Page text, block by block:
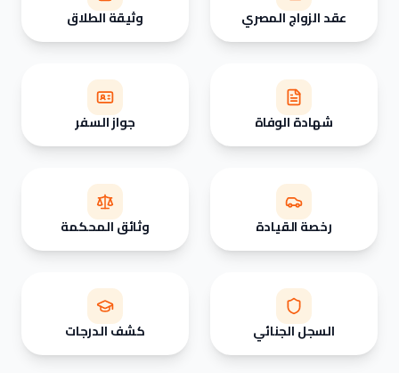
عقد الزواج المصري وثيقة الطلاق
شهادة الوفاة جواز السفر
رخصة القيادة وثائق المحكمة
السجل الجنائي كشف الدرجات